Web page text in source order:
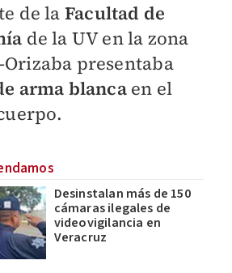
de laFacultad de
de la UV en la zona
presentaba
arma blancaen el
Desinstalan más de 150
cámaras ilegales de
videovigilancia en
Veracruz